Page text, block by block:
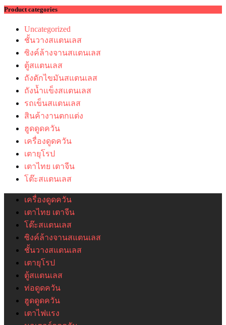
Product categories
Uncategorized
ชั้นวางสแตนเลส
ซิงค์ล้างจานสแตนเลส
ตู้สแตนเลส
ถังดักไขมันสแตนเลส
ถังน้ำแข็งสแตนเลส
รถเข็นสแตนเลส
สินค้างานตกแต่ง
ฮูดดูดควัน
เครื่องดูดควัน
เตายุโรป
เตาไทย เตาจีน
โต๊ะสแตนเลส
เครื่องดูดควัน
เตาไทย เตาจีน
โต๊ะสแตนเลส
ซิงค์ล้างจานสแตนเลส
ชั้นวางสแตนเลส
เตายุโรป
ตู้สแตนเลส
ท่อดูดควัน
ฮูดดูดควัน
เตาไฟแรง